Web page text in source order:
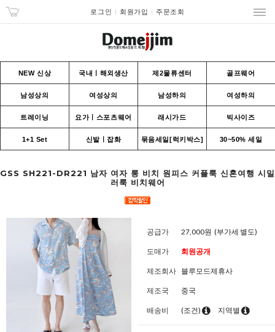
로그인 회원가입 주문조회
NEW 신상 국내ㅣ해외생산 제2물류센터 골프웨어
남성상의 여성상의 남성하의 여성하의
트레이닝 요가ㅣ스포츠웨어 래시가드 빅사이즈
1+1 Set 신발ㅣ잡화 묶음세일[럭키박스] 30~50% 세일
GSS SH221-DR221 남자 여자 롱 비치 원피스 커플룩 신혼여행 시밀
러룩 비치웨어
공급가 27,000원 (부가세 별도)
도매가 회원공개
제조회사 블루모드제휴사
제조국 중국
배송비 (조건) 지역별